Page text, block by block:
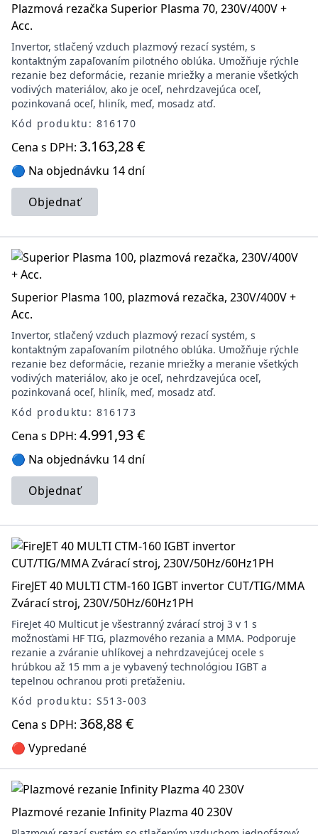
Plazmová rezačka Superior Plasma 70, 230V/400V +
Acc.
Invertor, stlačený vzduch plazmový rezací systém, s
kontaktným zapaľovaním pilotného oblúka. Umožňuje rýchle
rezanie bez deformácie, rezanie mriežky a meranie všetkých
vodivých materiálov, ako je oceľ, nehrdzavejúca oceľ,
pozinkovaná oceľ, hliník, meď, mosadz atď.
Kód produktu: 816170
Cena s DPH: 3.163,28 €
🔵 Na objednávku 14 dní
Objednať
Superior Plasma 100, plazmová rezačka, 230V/400V +
Acc.
Invertor, stlačený vzduch plazmový rezací systém, s
kontaktným zapaľovaním pilotného oblúka. Umožňuje rýchle
rezanie bez deformácie, rezanie mriežky a meranie všetkých
vodivých materiálov, ako je oceľ, nehrdzavejúca oceľ,
pozinkovaná oceľ, hliník, meď, mosadz atď.
Kód produktu: 816173
Cena s DPH: 4.991,93 €
🔵 Na objednávku 14 dní
Objednať
FireJET 40 MULTI CTM-160 IGBT invertor CUT/TIG/MMA
Zvárací stroj, 230V/50Hz/60Hz1PH
FireJet 40 Multicut je všestranný zvárací stroj 3 v 1 s
možnosťami HF TIG, plazmového rezania a MMA. Podporuje
rezanie a zváranie uhlíkovej a nehrdzavejúcej ocele s
hrúbkou až 15 mm a je vybavený technológiou IGBT a
tepelnou ochranou proti preťaženiu.
Kód produktu: S513-003
Cena s DPH: 368,88 €
🔴 Vypredané
Plazmové rezanie Infinity Plazma 40 230V